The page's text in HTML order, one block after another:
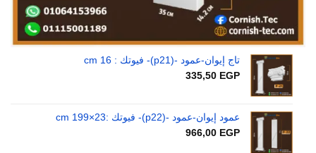
تاج إيوان-عمود -(p21)- فيوتك : 16 cm
335,50 EGP
عمود إيوان-عمود -(p22)- فيوتك :23×199 cm
966,00 EGP